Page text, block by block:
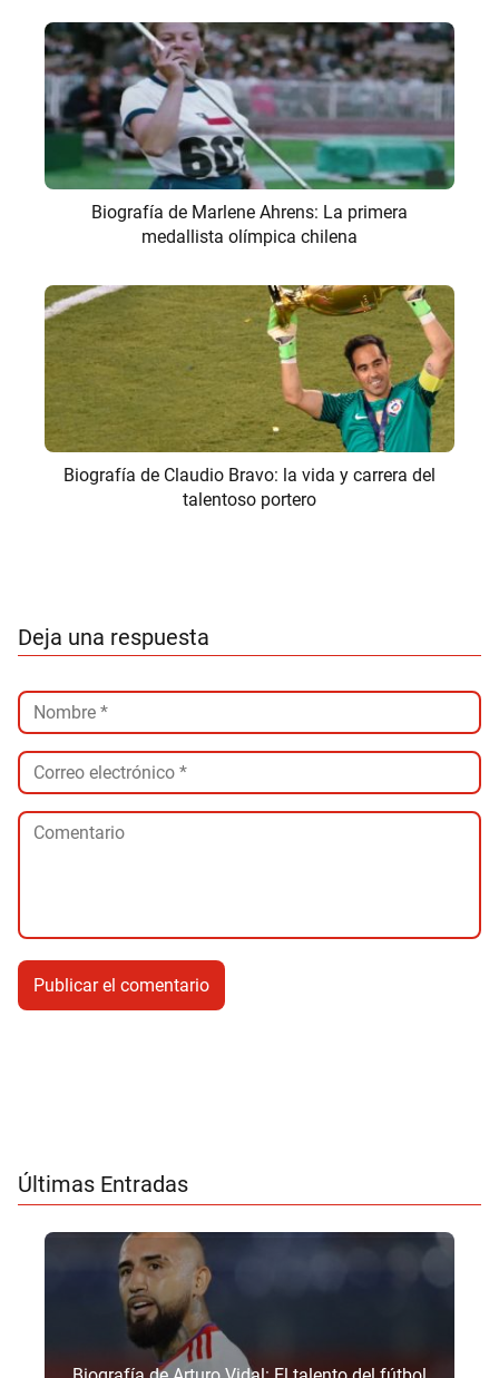
Biografía de Marlene Ahrens: La primera
medallista olímpica chilena
Biografía de Claudio Bravo: la vida y carrera del
talentoso portero
Deja una respuesta
Últimas Entradas